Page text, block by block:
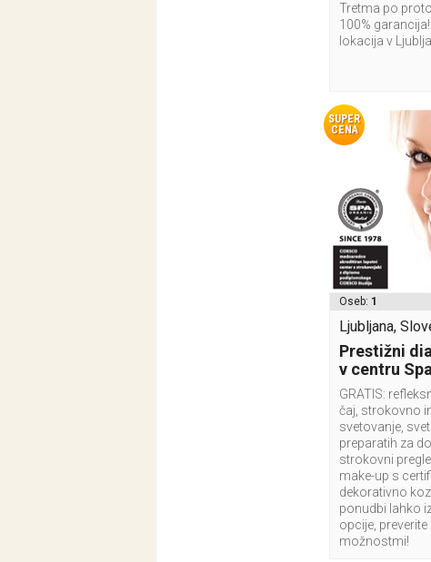
Tretma po
100%
lokacija v
SUPER
CENA
Oseb: 1
Ljubljana,
Prestižni
v centru
GRATIS:
čaj, strokovno
svetovanje,
preparatih za
strokovni
make-up s
dekorativno
ponudbi lahko
opcije,
možnostmi!